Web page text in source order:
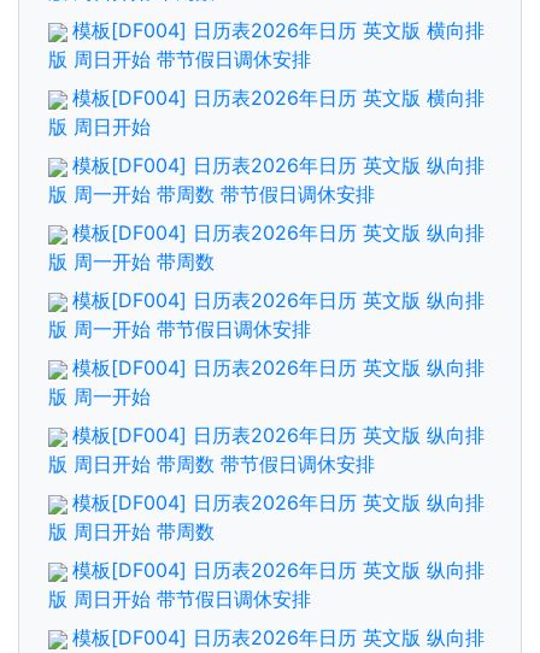
模板[DF004] 日历表2026年日历 英文版 横向排
版 周日开始 带节假日调休安排
模板[DF004] 日历表2026年日历 英文版 横向排
版 周日开始
模板[DF004] 日历表2026年日历 英文版 纵向排
版 周一开始 带周数 带节假日调休安排
模板[DF004] 日历表2026年日历 英文版 纵向排
版 周一开始 带周数
模板[DF004] 日历表2026年日历 英文版 纵向排
版 周一开始 带节假日调休安排
模板[DF004] 日历表2026年日历 英文版 纵向排
版 周一开始
模板[DF004] 日历表2026年日历 英文版 纵向排
版 周日开始 带周数 带节假日调休安排
模板[DF004] 日历表2026年日历 英文版 纵向排
版 周日开始 带周数
模板[DF004] 日历表2026年日历 英文版 纵向排
版 周日开始 带节假日调休安排
模板[DF004] 日历表2026年日历 英文版 纵向排